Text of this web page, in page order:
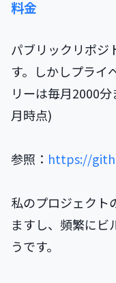
料金
パブリックリポジ
す。しかしプライ
リーは毎月2000
月時点)
参照： https://
私のプロジェクト
ますし、頻繁にビ
うです。